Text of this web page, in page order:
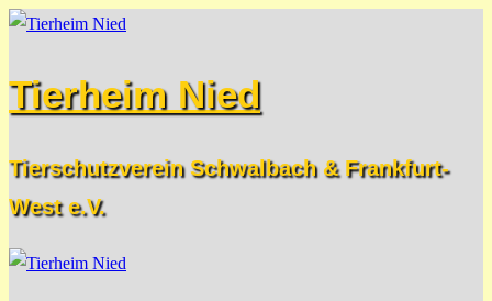
Zum
springen
Menü
Schließen
Tierheim Nied
Tierschutzverein Schwalbach & Frankfurt-
West e.V.